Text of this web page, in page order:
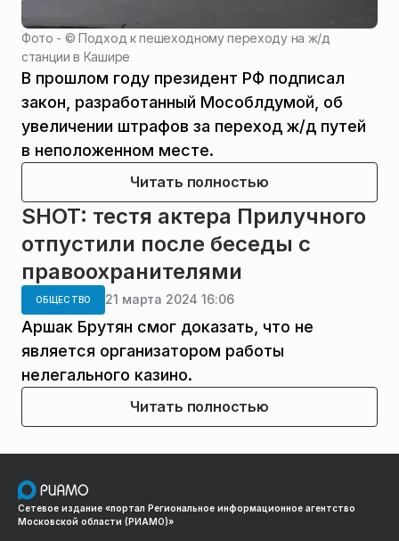
Фото - ©Подход к пешеходному переходу на ж/д
станции в Кашире
В прошлом году президент РФ подписал
закон, разработанный Мособлдумой, об
увеличении штрафов за переход ж/д путей
в неположенном месте.
Читать полностью
SHOT: тестя актера Прилучного
отпустили после беседы с
правоохранителями
ОБЩЕСТВО 21 марта 2024 16:06
Аршак Брутян смог доказать, что не
является организатором работы
нелегального казино.
Читать полностью
Сетевое издание «портал Региональное информационное агентство
Московской области (РИАМО)»